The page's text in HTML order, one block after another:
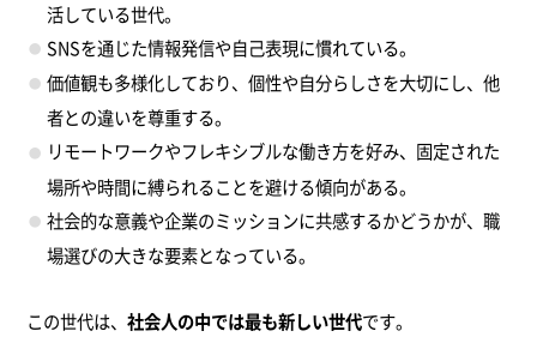
活している世代。
SNSを通じた情報発信や自己表現に慣れている。
価値観も多様化しており、個性や自分らしさを大切にし、他
者との違いを尊重する。
リモートワークやフレキシブルな働き方を好み、固定された
場所や時間に縛られることを避ける傾向がある。
社会的な意義や企業のミッションに共感するかどうかが、職
場選びの大きな要素となっている。
この世代は、 社会人の中では最も新しい世代です。